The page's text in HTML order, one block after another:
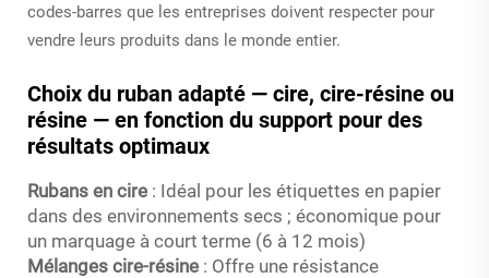
codes-barres que les entreprises doivent respecter pour
vendre leurs produits dans le monde entier.
Choix du ruban adapté — cire, cire-résine ou
résine — en fonction du support pour des
résultats optimaux
Rubans en cire : Idéal pour les étiquettes en papier
dans des environnements secs ; économique pour
un marquage à court terme (6 à 12 mois)
Mélanges cire-résine : Offre une résistance